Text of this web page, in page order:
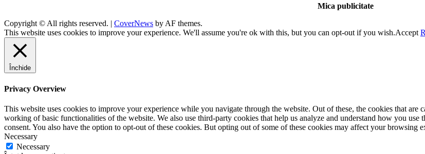
Mica publicitate
Copyright © All rights reserved. | CoverNews by AF themes.
This website uses cookies to improve your experience. We'll assume you're ok with this, but you can opt-out if you wish.Accept
Închide
Privacy Overview
This website uses cookies to improve your experience while you navigate through the website. Out of these, the cookies that are
working of basic functionalities of the website. We also use third-party cookies that help us analyze and understand how you
consent. You also have the option to opt-out of these cookies. But opting out of some of these cookies may affect your browsing
Necessary
Necessary